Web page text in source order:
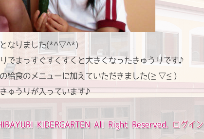
となりました(*^▽^*)
でまっすぐすくすくと大きくなったきゅうりです♪
の給食のメニューに加えていただきました(≧▽≦)
ゅうりが入っています♪
KIDERGARTEN All Right Reserved. ログイン